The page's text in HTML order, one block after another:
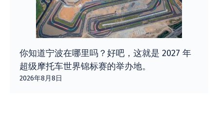
你知道宁波在哪里吗？好吧，这就是 2027 年
超级摩托车世界锦标赛的举办地。
2026年8月8日